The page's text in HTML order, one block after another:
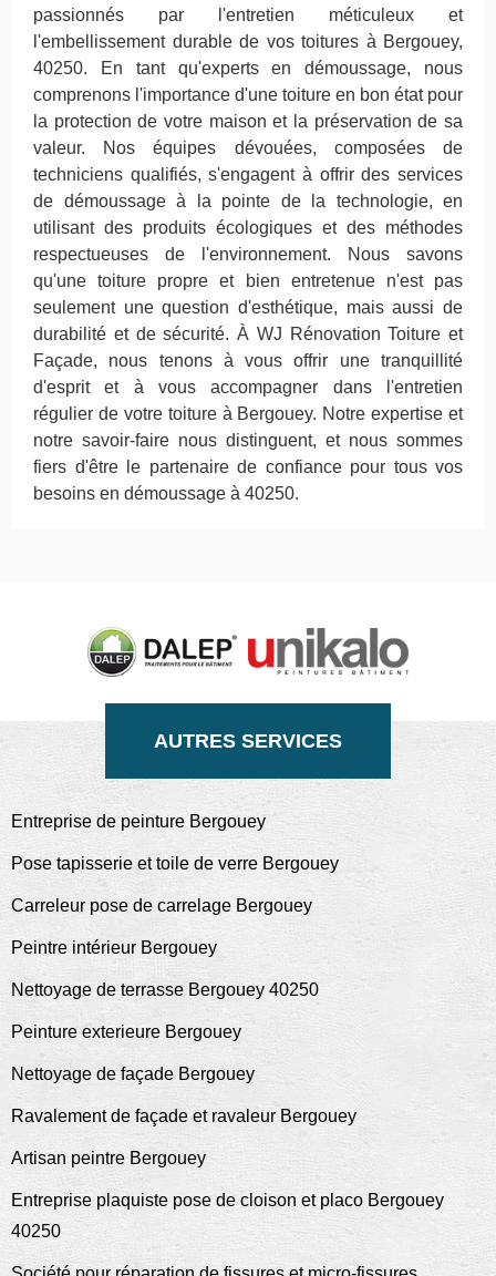
passionnés par l'entretien méticuleux et
l'embellissement durable de vos toitures à Bergouey,
40250. En tant qu'experts en démoussage, nous
comprenons l'importance d'une toiture en bon état pour
la protection de votre maison et la préservation de sa
valeur. Nos équipes dévouées, composées de
techniciens qualifiés, s'engagent à offrir des services
de démoussage à la pointe de la technologie, en
utilisant des produits écologiques et des méthodes
respectueuses de l'environnement. Nous savons
qu'une toiture propre et bien entretenue n'est pas
seulement une question d'esthétique, mais aussi de
durabilité et de sécurité. À WJ Rénovation Toiture et
Façade, nous tenons à vous offrir une tranquillité
d'esprit et à vous accompagner dans l'entretien
régulier de votre toiture à Bergouey. Notre expertise et
notre savoir-faire nous distinguent, et nous sommes
fiers d'être le partenaire de confiance pour tous vos
besoins en démoussage à 40250.
AUTRES SERVICES
Entreprise de peinture Bergouey
Pose tapisserie et toile de verre Bergouey
Carreleur pose de carrelage Bergouey
Peintre intérieur Bergouey
Nettoyage de terrasse Bergouey 40250
Peinture exterieure Bergouey
Nettoyage de façade Bergouey
Ravalement de façade et ravaleur Bergouey
Artisan peintre Bergouey
Entreprise plaquiste pose de cloison et placo Bergouey
40250